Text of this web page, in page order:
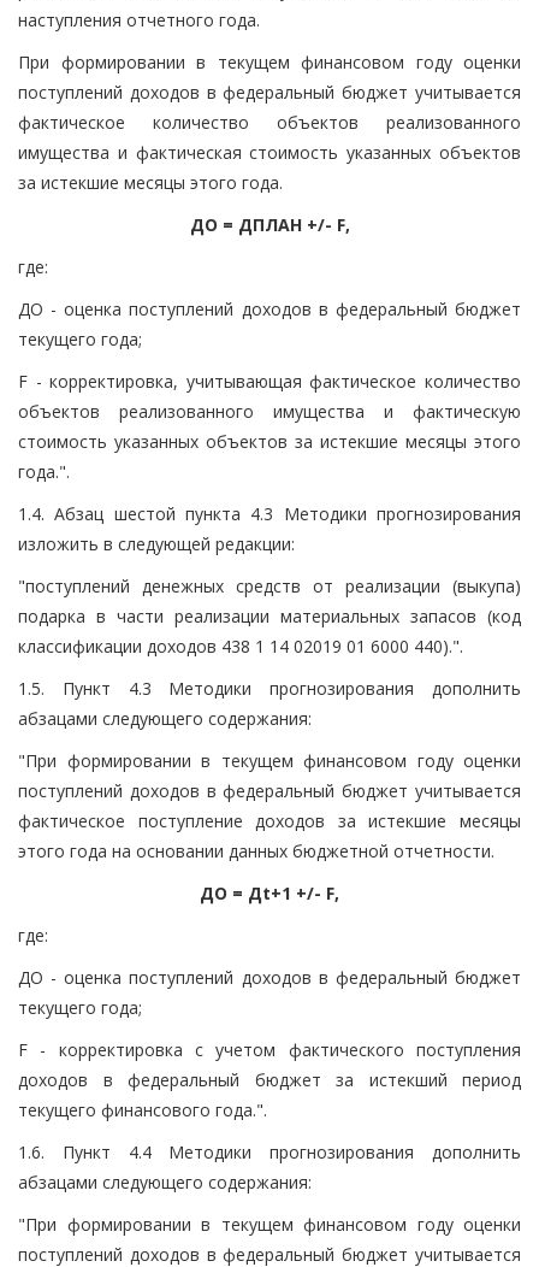
наступления отчетного года.
При формировании в текущем финансовом году оценки
поступлений доходов в федеральный бюджет учитывается
фактическое количество объектов реализованного
имущества и фактическая стоимость указанных объектов
за истекшие месяцы этого года.
ДО = ДПЛАН +/- F,
где:
ДО - оценка поступлений доходов в федеральный бюджет
текущего года;
F - корректировка, учитывающая фактическое количество
объектов реализованного имущества и фактическую
стоимость указанных объектов за истекшие месяцы этого
года.".
1.4. Абзац шестой пункта 4.3 Методики прогнозирования
изложить в следующей редакции:
"поступлений денежных средств от реализации (выкупа)
подарка в части реализации материальных запасов (код
классификации доходов 438 1 14 02019 01 6000 440).".
1.5. Пункт 4.3 Методики прогнозирования дополнить
абзацами следующего содержания:
"При формировании в текущем финансовом году оценки
поступлений доходов в федеральный бюджет учитывается
фактическое поступление доходов за истекшие месяцы
этого года на основании данных бюджетной отчетности.
ДО = Дt+1 +/- F,
где:
ДО - оценка поступлений доходов в федеральный бюджет
текущего года;
F - корректировка с учетом фактического поступления
доходов в федеральный бюджет за истекший период
текущего финансового года.".
1.6. Пункт 4.4 Методики прогнозирования дополнить
абзацами следующего содержания:
"При формировании в текущем финансовом году оценки
поступлений доходов в федеральный бюджет учитывается